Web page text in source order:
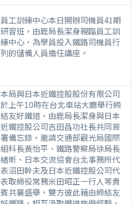
員工訓練中心本日開辦司機員41期
研習班，由鹿局長潔身親臨員工訓
練中心，為學員投入鐵路司機員行
列的儲備人員擔任講座。
本局與日本近鐵控股股份有限公司
於上午10時在台北車站大廳舉行締
結友好鐵道，由鹿局長潔身與日本
近鐵控股公司吉田昌功社長共同簽
署備忘錄，邀請交通部觀光局國際
組科長黃怡平、鐵路警察局徐局長
緒昕、日本交流協會台北事務所代
表沼田幹夫及日本近鐵控股公司代
表取締役常務米田昭正一行人等貴
賓共襄盛舉，雙方彼此藉由締結友